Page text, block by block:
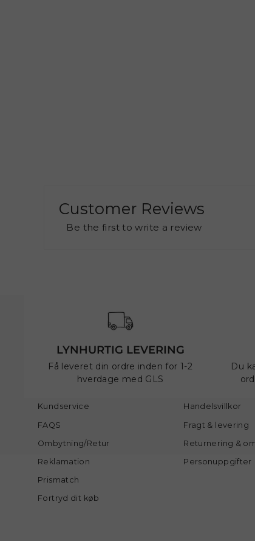
Customer Reviews
Be the first to write a review
LYNHURTIG LEVERING
Få leveret din ordre inden for 1-2
hverdage med GLS
Du
Kundservice
FAQS
Ombytning/Retur
Reklamation
Prismatch
Fortryd dit køb
Handelsvillkor
Fragt & levering
Returnering &
Personuppgifter